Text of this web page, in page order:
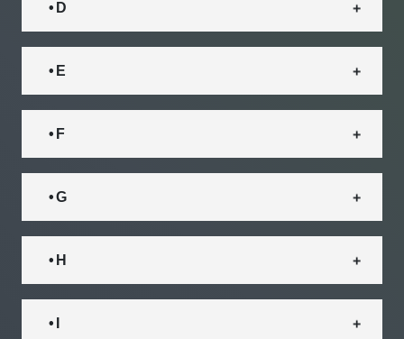
• D
• E
• F
• G
• H
• I